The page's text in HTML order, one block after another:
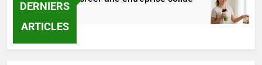
DERNIERS
ARTICLES
Ago